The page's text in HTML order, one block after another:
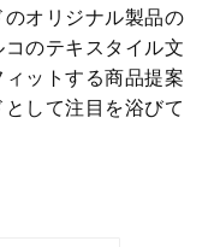
オリジナル製品の
のテキスタイル文
ットする商品提案
して注目を浴びて